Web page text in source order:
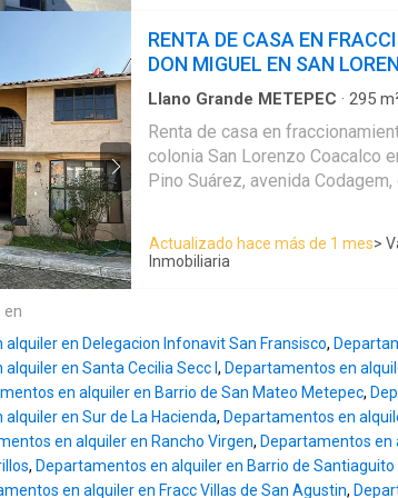
integra las áreas. - bodega
área de lavado- comedor- sala-
con closet y baño - habitación
baño.Piso radiante Se entrega
natural Se aceptan mascotas
CONTACTANOS 722441----
RENTA DE CASA EN
DON MIGUEL EN SAN
Llano Grande METEPEC · 295
Estacionamiento
Renta de casa en
colonia San Lorenzo Coacalco
Pino Suárez, avenida
de la privada, el guardia y recoger la
Planta Alta: Recámara
recámaras secundarias y un
las 3 recámaras secundarias. Equipada con tanque
estacionario y cisterna. ¡AGENDA TU CITA CON NOSOTROS Y
TE ATENDEMOS HOY MISMO! VAN-806 Propiedad sujeta a
disponibilidad. Precio sujeto a
Actualizado hace más de 1 mes>
Inmobiliaria
en
en Delegacion Infonavit San Fransisco,
en Santa Cecilia Secc I , Departamentos en
en alquiler en Barrio de San Mateo Metepec,
en Sur de La Hacienda, Departamentos en
en alquiler en Rancho Virgen, Departamentos en
, Departamentos en alquiler en Barrio de
en alquiler en Fracc Villas de San Agustin,